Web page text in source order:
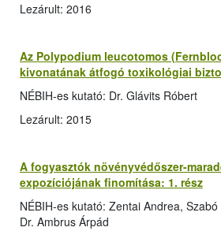
Lezárult: 2016
Az Polypodium leucotomos
kivonatának átfogó toxikológiai
NÉBIH-es kutató: Dr. Glávits Róbert
Lezárult: 2015
A fogyasztók növényvédőszer-
expozíciójának finomítása: 1. rész
NÉBIH-es kutató: Zentai Andrea,
Dr. Ambrus Árpád